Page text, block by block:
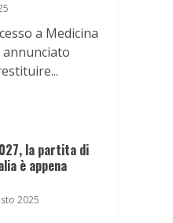
a Medicina
la partita di
è appena
2025